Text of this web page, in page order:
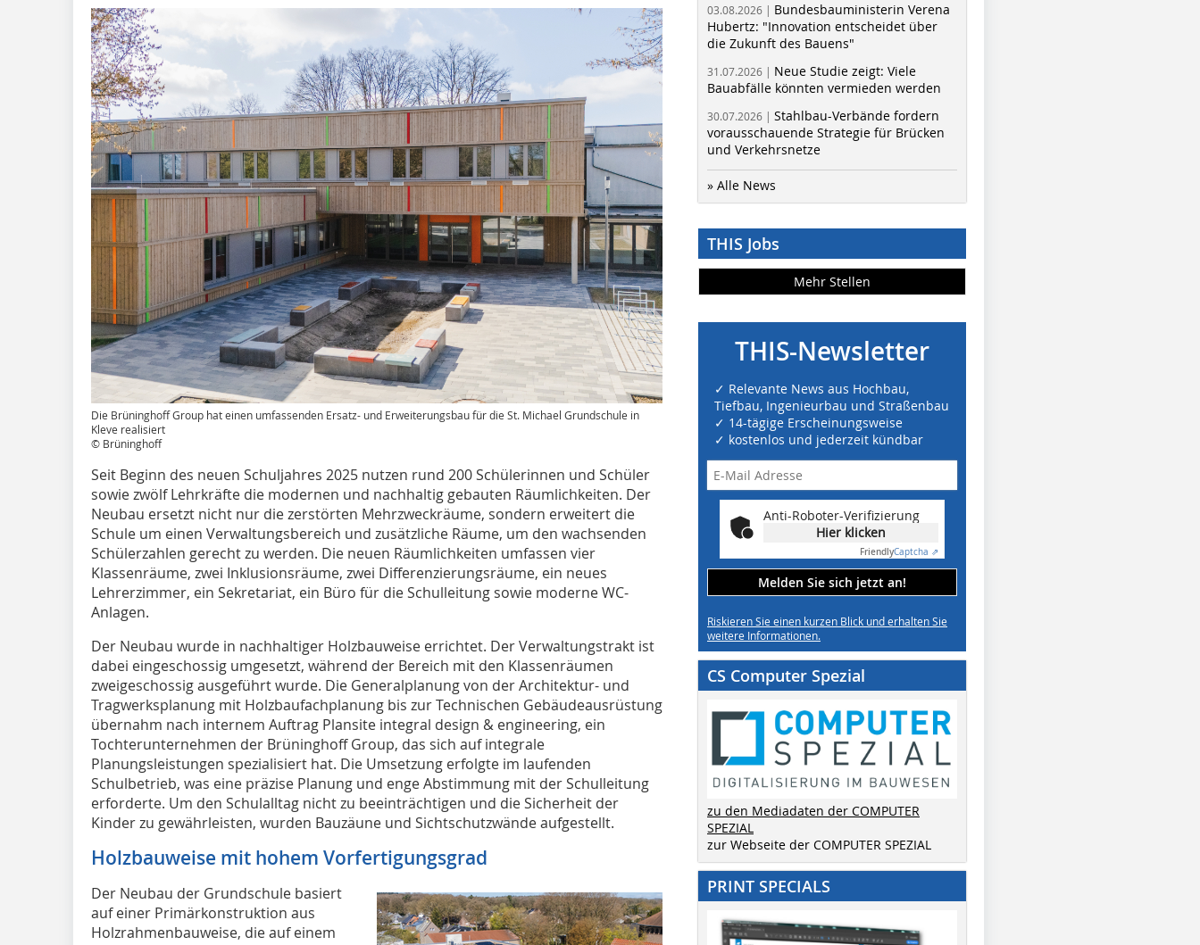
Die Brüninghoff Group hat einen umfassenden Ersatz- und Erweiterungsbau für die St. Michael Grundschule in
Kleve realisiert
© Brüninghoff
Seit Beginn des neuen Schuljahres 2025 nutzen rund 200 Schülerinnen und Schüler
sowie zwölf Lehrkräfte die modernen und nachhaltig gebauten Räumlichkeiten. Der
Neubau ersetzt nicht nur die zerstörten Mehrzweckräume, sondern erweitert die
Schule um einen Verwaltungsbereich und zusätzliche Räume, um den wachsenden
Schülerzahlen gerecht zu werden. Die neuen Räumlichkeiten umfassen vier
Klassenräume, zwei Inklusionsräume, zwei Differenzierungs­räume, ein neues
Lehrerzimmer, ein Sekretariat, ein Büro für die Schulleitung sowie moderne WC-
Anlagen.
Der Neubau wurde in nachhaltiger Holzbauweise errichtet. Der Verwaltungstrakt ist
dabei eingeschossig umgesetzt, während der Bereich mit den Klassenräumen
zweigeschossig ausgeführt wurde. Die Generalplanung von der Architektur- und
Tragwerksplanung mit Holzbaufachplanung bis zur Technischen Gebäudeausrüstung
übernahm nach internem Auftrag Plansite integral design & engineering, ein
Tochterunternehmen der Brüninghoff Group, das sich auf integrale
Planungsleistungen spezialisiert hat. Die Umsetzung erfolgte im laufenden
Schulbetrieb, was eine präzise Planung und enge Abstimmung mit der Schulleitung
erforderte. Um den Schulalltag nicht zu beeinträchtigen und die Sicherheit der
Kinder zu gewährleisten, wurden Bauzäune und Sichtschutzwände aufgestellt.
Holzbauweise mit hohem Vorfertigungsgrad
Der Neubau der Grundschule basiert
auf einer Primärkonstruktion aus
Holzrahmenbauweise, die auf einem
03.08.2026 | Bundesbauministerin Verena
Hubertz: "Innovation entscheidet über
die Zukunft des Bauens"
31.07.2026 | Neue Studie zeigt: Viele
Bauabfälle könnten vermieden werden
30.07.2026 | Stahlbau-Verbände fordern
vorausschauende Strategie für Brücken
und Verkehrsnetze
» Alle News
THIS Jobs
Mehr Stellen
THIS-Newsletter
✓ Relevante News aus Hochbau,
Tiefbau, Ingenieurbau und Straßenbau
✓ 14-tägige Erscheinungsweise
✓ kostenlos und jederzeit kündbar
Anti-Roboter-Verifizierung
Hier klicken
FriendlyCaptcha ⇗
Melden Sie sich jetzt an!
Riskieren Sie einen kurzen Blick und erhalten Sie
weitere Informationen.
CS Computer Spezial
zu den Mediadaten der COMPUTER
SPEZIAL
zur Webseite der COMPUTER SPEZIAL
PRINT SPECIALS